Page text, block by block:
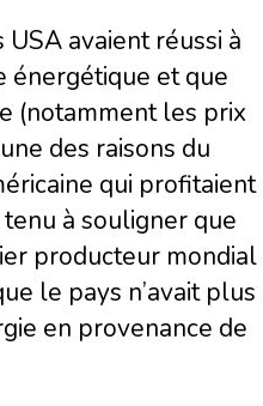
avaient réussi à
énergétique et que
(notamment les prix
des raisons du
qui profitaient
à souligner que
producteur mondial
le pays n’avait plus
en provenance de